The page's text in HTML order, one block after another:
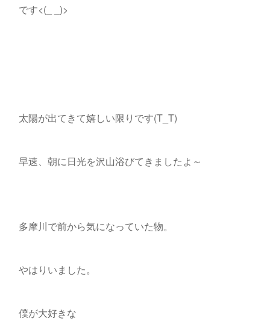
です<(_ _)>
太陽が出てきて嬉しい限りです(T_T)
早速、朝に日光を沢山浴びてきましたよ～
多摩川で前から気になっていた物。
やはりいました。
僕が大好きな